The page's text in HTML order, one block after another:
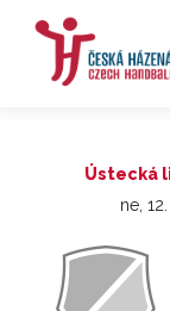
Ústecká
ne,